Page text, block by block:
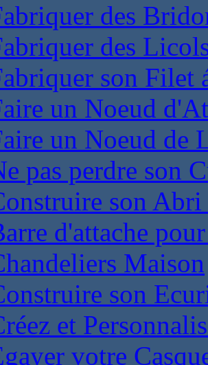
des
des
son Filet
un Noeud
un Noeud de
pas perdre son
son
d'attache
Maison
son
et
votre